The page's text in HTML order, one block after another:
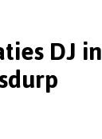
DJ in